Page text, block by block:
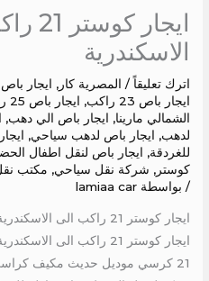
ايجار
الاسكندرية
اترك تعليقاً / المصرية كار, ايجار باص 20 راكب
ايجار باص 23 راكب
, ايجار باص 25 راكب
الشمالي مارينا, ايجار باص الي دهب,
لدهب, ايجار باص لدهب سياحي,
للغردقة, ايجار باص لنقل اطفال
كوستر, شركة نقل سياحي, مكتب
/ بواسطة lamiaa car
ايجار كوستر 21 راكب الى الاسكندرية 01004230753
21 كرسي موديل حديث مكيف